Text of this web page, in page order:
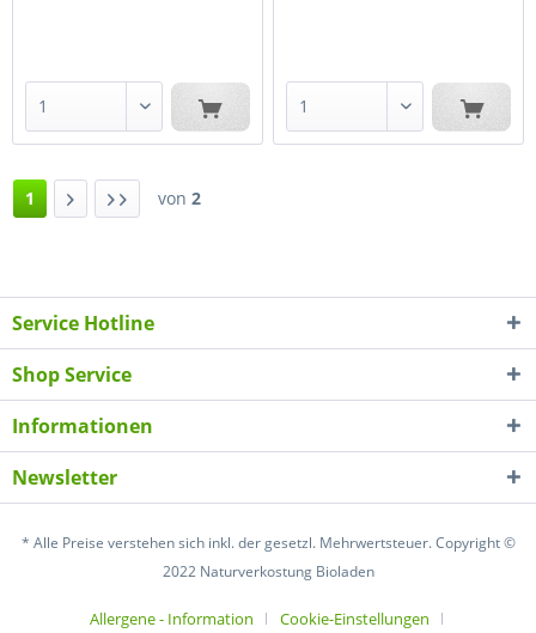
1 von 2
Service Hotline
Shop Service
Informationen
Newsletter
* Alle Preise verstehen sich inkl. der gesetzl. Mehrwertsteuer. Copyright ©
2022 Naturverkostung Bioladen
Allergene - Information Cookie-Einstellungen